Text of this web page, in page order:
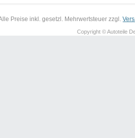
Preise inkl. gesetzl. Mehrwertsteuer zzgl.
Copyright © Autoteile